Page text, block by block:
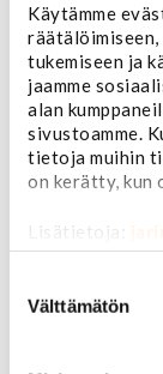
Käytämme
räätälöimiseen,
tukemiseen ja
jaamme
alan
sivustoamme.
tietoja muihin
on kerätty, kun
Lisätietoja:
valinta
Välttämätön